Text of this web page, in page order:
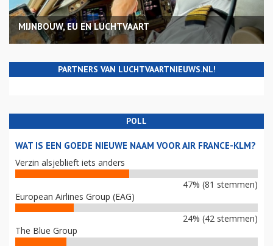
MIJNBOUW, EU EN LUCHTVAART
PARTNERS VAN LUCHTVAARTNIEUWS.NL!
POLL
WAT IS EEN GOEDE NIEUWE NAAM VOOR AIR FRANCE-KLM?
Verzin alsjeblieft iets anders
47% (81 stemmen)
European Airlines Group (EAG)
24% (42 stemmen)
The Blue Group